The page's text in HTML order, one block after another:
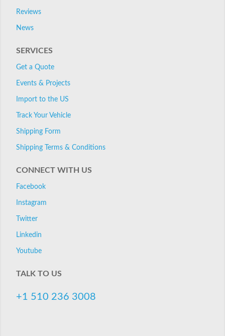
Reviews
News
SERVICES
Get a Quote
Events & Projects
Import to the US
Track Your Vehicle
Shipping Form
Shipping Terms & Conditions
CONNECT WITH US
Facebook
Instagram
Twitter
Linkedin
Youtube
TALK TO US
+1 510 236 3008